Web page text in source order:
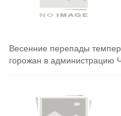
Весенние перепады
горожан в администрацию